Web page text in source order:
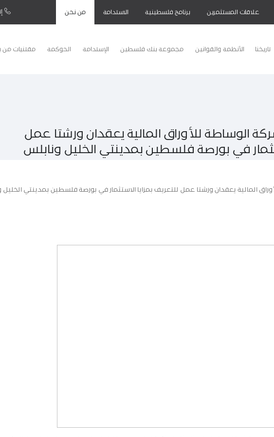
علاقات المستثمرين برنامج فلسطينية الاستدامة من نحن
تاريخنا الأنظمة والقوانين مجموعة بنك فلسطين الإستدامة الحوكمة مقتنيات
الوساطة للأوراق المالية يعقدان ورشتا عمل
في بورصة فلسطين بمدينتي الخليل ونابلس